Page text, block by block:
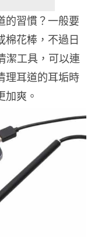
的習慣？一般要
棉花棒，不過日
潔工具，可以連
理耳道的耳垢時
加爽。